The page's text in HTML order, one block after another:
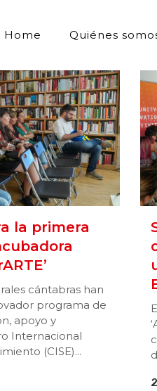
Home Quiénes
la primera
cántabras han
programa de
apoyo y
Internacional
(CISE)...